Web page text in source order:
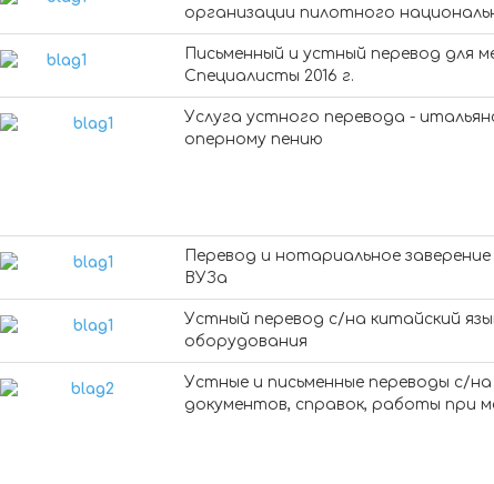
организации пилотного
Письменный и устный перевод
Специалисты 2016 г.
Услуга устного перевода -
оперному пению
Перевод и нотариальное
ВУЗа
Устный перевод с/на китайский
оборудования
Устные и письменные переводы с/на
документов, справок, работы при